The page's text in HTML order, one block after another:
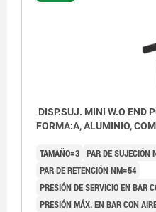
DISP.SUJ. MINI W.O END
FORMA:A, ALUMINIO,
TAMAÑO=3 PAR DE SUJECIÓN
PAR DE RETENCIÓN NM=54
PRESIÓN DE SERVICIO EN BAR
PRESIÓN MÁX. EN BAR CON